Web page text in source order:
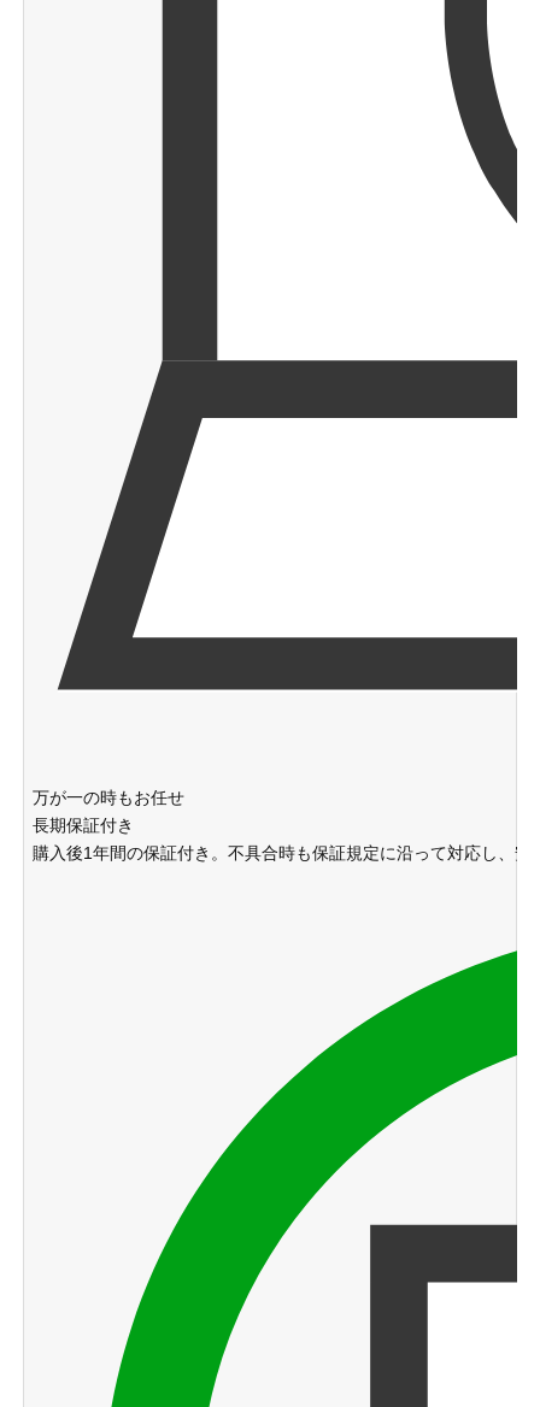
万が一の時もお任せ
長期保証付き
購入後1年間の保証付き。不具合時も保証規定に沿って対応し、